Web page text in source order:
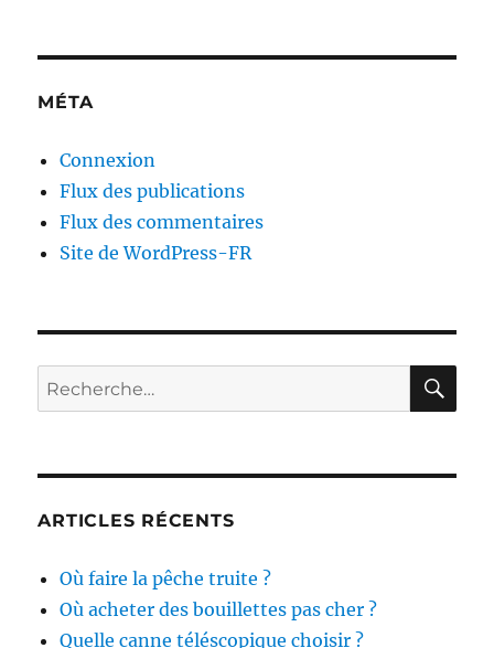
MÉTA
Connexion
Flux des publications
Flux des commentaires
Site de WordPress-FR
Recherche
pour :
ARTICLES RÉCENTS
Où faire la pêche truite ?
Où acheter des bouillettes pas cher ?
Quelle canne téléscopique choisir ?